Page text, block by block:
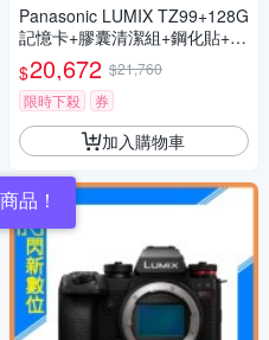
品！
Panasonic LUMIX TZ99+128G
記憶卡+膠囊清潔組+鋼化貼+水
晶保護鏡+2614相機包+NITEC
ORE BB nano 迷你電動氣吹
(公司貨)
$20,672 $21,760
限時下殺
券
加入購物車